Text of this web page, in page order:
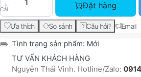
Cái Đặt hàng
Ưa thích So sánh Câu hỏi? Email
Tình trạng sản phẩm: Mới
TƯ VẤN KHÁCH HÀNG
Nguyễn Thái Vinh. Hotline/Zalo: